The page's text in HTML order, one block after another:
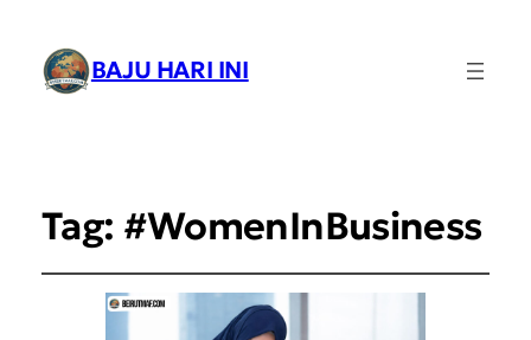
BAJU HARI INI
Tag: #WomenInBusiness